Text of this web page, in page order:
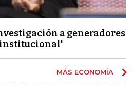
a generadores
MÁS ECONOMÍA